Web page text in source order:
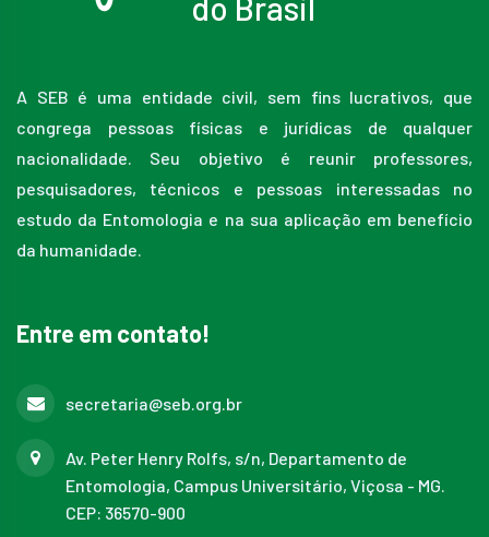
A SEB é uma entidade civil, sem fins lucrativos, que
congrega pessoas físicas e jurídicas de qualquer
nacionalidade. Seu objetivo é reunir professores,
pesquisadores, técnicos e pessoas interessadas no
estudo da Entomologia e na sua aplicação em benefício
da humanidade.
Entre em contato!
secretaria@seb.org.br
Av. Peter Henry Rolfs, s/n, Departamento de
Entomologia, Campus Universitário, Viçosa - MG.
CEP: 36570-900